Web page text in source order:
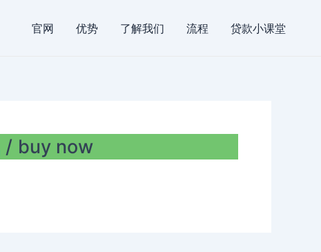
官网 优势 了解我们 流程 贷款小课堂
buy now